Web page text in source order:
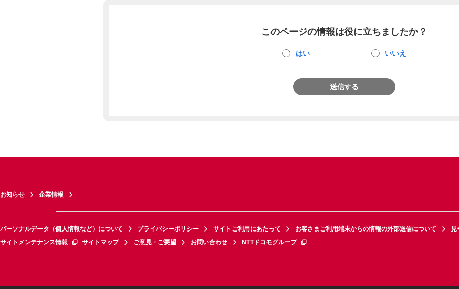
このページの情報は役に立ちましたか？
はい いいえ
送信する
お知らせ 企業情報
パーソナルデータ（個人情報など）について プライバシーポリシー サイトご利用にあたって お客さまご利用端末からの情報の外部送信について
見
サイトメンテナンス情報
サイトマップ ご意見・ご要望 お問い合わせ NTTドコモグループ